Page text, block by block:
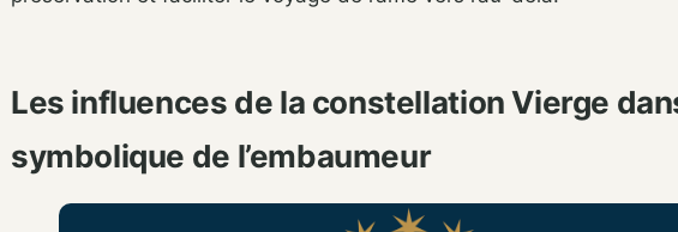
Les influences de la constellation Vierge
symbolique de l’embaumeur